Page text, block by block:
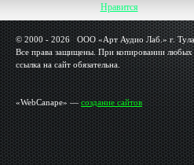
Нравится
© 2000 - 2026 OOO «Арт Аудио Лаб.» г. Тула
Все права защищены. При копировании любых
ссылка на сайт обязательна.
«WebCanape» —создание сайтов